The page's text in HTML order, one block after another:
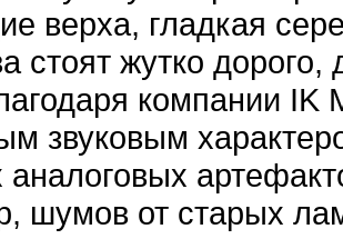
верха, гладкая
стоят жутко
компании
звуковым
шумов от старых